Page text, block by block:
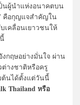
นผู้นำแห่งอนาคตบน
คือกุญแจสำคัญใน
เคลื่อนเยาวชนให้
กฤษอย่างมั่นใจ ผ่าน
างชาติหรือครู
ต้นได้ตั้งแต่วันนี้
Thailand หรือ